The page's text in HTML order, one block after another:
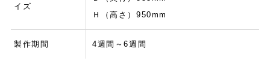
イズ
Ｈ（高さ）950mm
製作期間 4週間～6週間